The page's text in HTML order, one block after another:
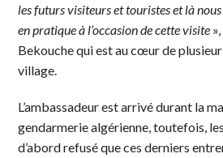
les futurs visiteurs et touristes et là
en pratique à l’occasion de cette visite
Bekouche qui est au cœur de
village.
L’ambassadeur est arrivé durant la
gendarmerie algérienne, toutefois,
d’abord refusé que ces derniers